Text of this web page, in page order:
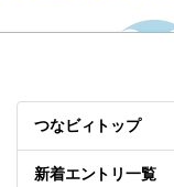
つなビィトップ
新着エントリ一覧